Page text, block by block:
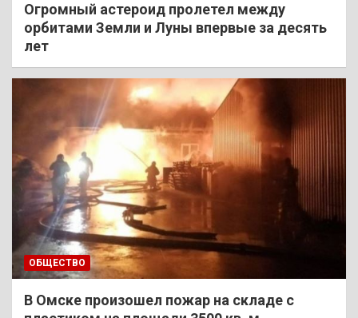
Огромный астероид пролетел между
орбитами Земли и Луны впервые за десять
лет
ОБЩЕСТВО
В Омске произошел пожар на складе с